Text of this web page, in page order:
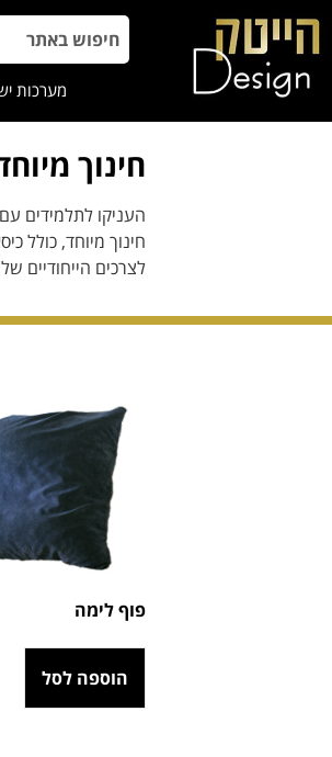
מערכות
חינוך
העניקו לתלמידים
חינוך מיוחד, כולל
לצרכים הייחודיים
פוף לימה
הוספה לסל